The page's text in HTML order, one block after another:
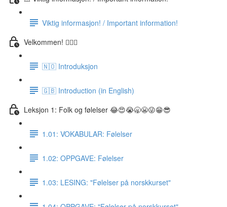
Viktig informasjon! / Important information!
Velkommen! 🙋🏼‍♂️
🇳🇴 Introduksjon
🇬🇧 Introduction (in English)
Leksjon 1: Folk og følelser 😂😍😭🥱😬😜😁😎
1.01: VOKABULAR: Følelser
1.02: OPPGAVE: Følelser
1.03: LESING: "Følelser på norskkurset"